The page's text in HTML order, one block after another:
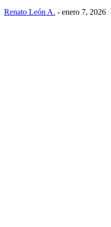
Renato León A. - enero 7, 2026